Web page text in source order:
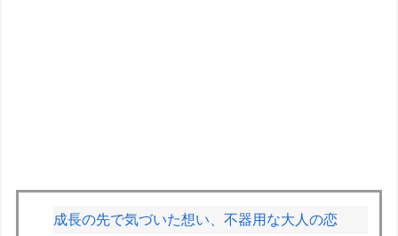
成長の先で気づいた想い、不器用な大人の恋